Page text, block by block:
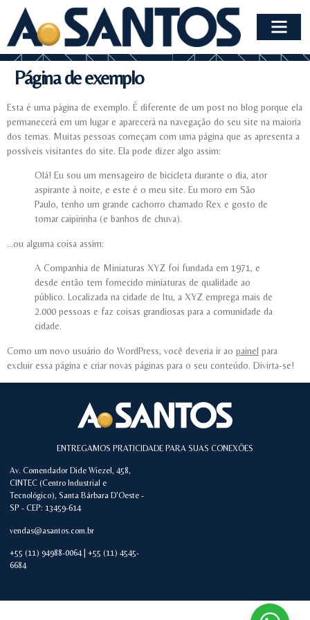
Página de exemplo
Esta é uma página de exemplo. É diferente de um post no blog porque ela
permanecerá em um lugar e aparecerá na navegação do seu site na maioria
dos temas. Muitas pessoas começam com uma página que as apresenta a
possíveis visitantes do site. Ela pode dizer algo assim:
Olá! Eu sou um mensageiro de bicicleta durante o dia, ator
aspirante à noite, e este é o meu site. Eu moro em São
Paulo, tenho um grande cachorro chamado Rex e gosto de
tomar caipirinha (e banhos de chuva).
…ou alguma coisa assim:
A Companhia de Miniaturas XYZ foi fundada em 1971, e
desde então tem fornecido miniaturas de qualidade ao
público. Localizada na cidade de Itu, a XYZ emprega mais de
2.000 pessoas e faz coisas grandiosas para a comunidade da
cidade.
Como um novo usuário do WordPress, você deveria ir ao painel para
excluir essa página e criar novas páginas para o seu conteúdo. Divirta-se!
ENTREGAMOS PRATICIDADE PARA SUAS CONEXÕES
Av. Comendador Dide Wiezel, 458,
CINTEC (Centro Industrial e
Tecnológico), Santa Bárbara D'Oeste -
SP - CEP: 13459-614
vendas@asantos.com.br
+55 (11) 94988-0064 | +55 (11) 4545-
6684